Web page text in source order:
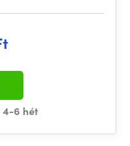
4-6 hét